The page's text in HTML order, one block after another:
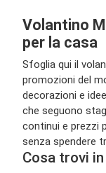
Volantino
per la casa
Sfoglia qui il
promozioni del
decorazioni e
che seguono
continui e prezzi
senza spendere
Cosa trovi